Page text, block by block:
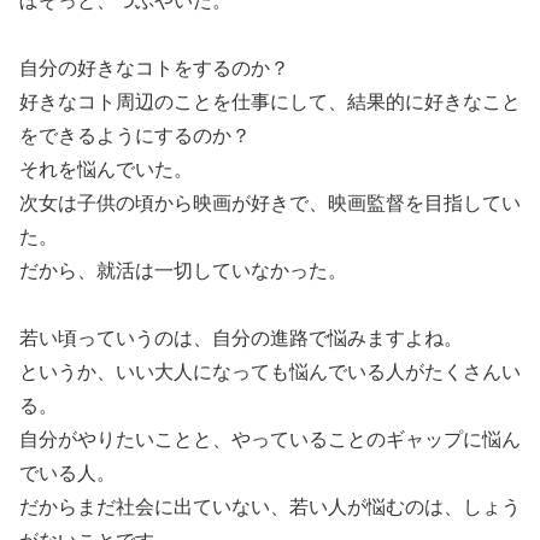
自分の好きなコトをするのか？
好きなコト周辺のことを仕事にして、結果的に好きなこと
をできるようにするのか？
それを悩んでいた。
次女は子供の頃から映画が好きで、映画監督を目指してい
た。
だから、就活は一切していなかった。
若い頃っていうのは、自分の進路で悩みますよね。
というか、いい大人になっても悩んでいる人がたくさんい
る。
自分がやりたいことと、やっていることのギャップに悩ん
でいる人。
だからまだ社会に出ていない、若い人が悩むのは、しょう